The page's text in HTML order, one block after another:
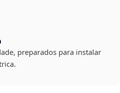
preparados para instalar